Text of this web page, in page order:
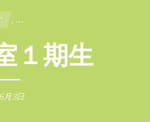
, …
１期生
月3日